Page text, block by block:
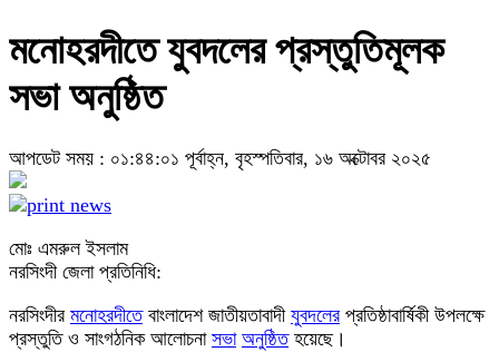
মনোহরদীতে যুবদলের প্রস্তুতিমূলক
সভা অনুষ্ঠিত
আপডেট সময় : ০১:৪৪:০১ পূর্বাহ্ন, বৃহস্পতিবার, ১৬ অক্টোবর ২০২৫
মোঃ এমরুল ইসলাম
নরসিংদী জেলা প্রতিনিধি:
নরসিংদীর মনোহরদীতেবাংলাদেশ জাতীয়তাবাদী যুবদলেরপ্রতিষ্ঠাবার্ষিকী উপলক্ষে
প্রস্তুতি ও সাংগঠনিক আলোচনা সভা অনুষ্ঠিতহয়েছে।